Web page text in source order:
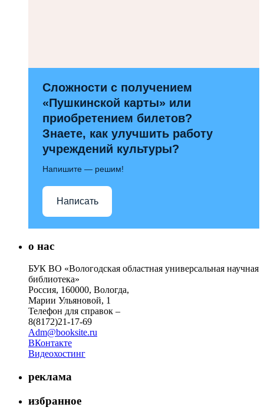
Сложности с получением
«Пушкинской карты» или
приобретением билетов?
Знаете, как улучшить работу
учреждений культуры?
Напишите — решим!
Написать
о нас
БУК ВО «Вологодская областная универсальная научная
библиотека»
Россия, 160000, Вологда,
Марии Ульяновой, 1
Телефон для справок –
8(8172)21-17-69
Adm@booksite.ru
ВКонтакте
Видеохостинг
реклама
избранное